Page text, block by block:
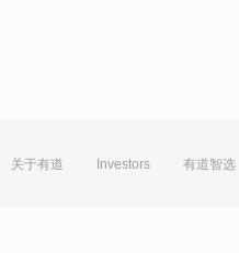
关于有道 Investors 有道智选